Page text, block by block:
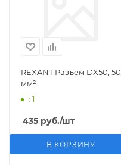
REXANT Разъём DX50, 50
мм²
: 1
435 руб./шт
В КОРЗИНУ